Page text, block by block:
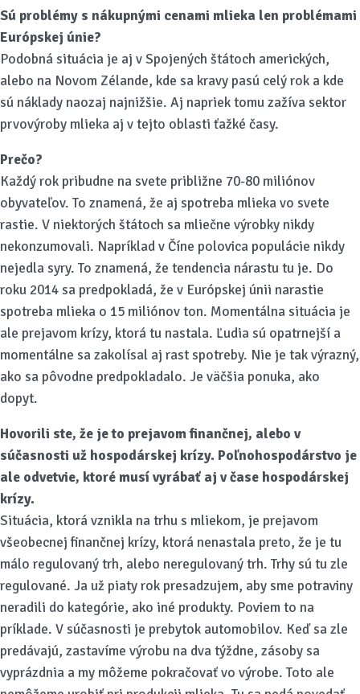
Sú problémy s nákupnými cenami mlieka len problémami
Európskej únie?
Podobná situácia je aj v Spojených štátoch amerických,
alebo na Novom Zélande, kde sa kravy pasú celý rok a kde
sú náklady naozaj najnižšie. Aj napriek tomu zažíva sektor
prvovýroby mlieka aj v tejto oblasti ťažké časy.
Prečo?
Každý rok pribudne na svete približne 70-80 miliónov
obyvateľov. To znamená, že aj spotreba mlieka vo svete
rastie. V niektorých štátoch sa mliečne výrobky nikdy
nekonzumovali. Napríklad v Číne polovica populácie nikdy
nejedla syry. To znamená, že tendencia nárastu tu je. Do
roku 2014 sa predpokladá, že v Európskej únii narastie
spotreba mlieka o 15 miliónov ton. Momentálna situácia je
ale prejavom krízy, ktorá tu nastala. Ľudia sú opatrnejší a
momentálne sa zakolísal aj rast spotreby. Nie je tak výrazný,
ako sa pôvodne predpokladalo. Je väčšia ponuka, ako
dopyt.
Hovorili ste, že je to prejavom finančnej, alebo v
súčasnosti už hospodárskej krízy. Poľnohospodárstvo je
ale odvetvie, ktoré musí vyrábať aj v čase hospodárskej
krízy.
Situácia, ktorá vznikla na trhu s mliekom, je prejavom
všeobecnej finančnej krízy, ktorá nenastala preto, že je tu
málo regulovaný trh, alebo neregulovaný trh. Trhy sú tu zle
regulované. Ja už piaty rok presadzujem, aby sme potraviny
neradili do kategórie, ako iné produkty. Poviem to na
príklade. V súčasnosti je prebytok automobilov. Keď sa zle
predávajú, zastavíme výrobu na dva týždne, zásoby sa
vyprázdnia a my môžeme pokračovať vo výrobe. Toto ale